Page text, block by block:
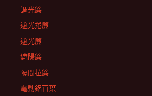
調光簾
遮光捲簾
遮光簾
遮陽簾
隔間拉簾
電動鋁百葉